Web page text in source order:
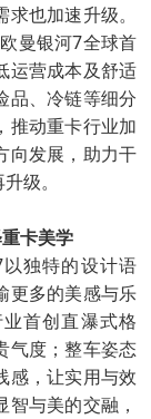
也加速升级。
曼银河7全球首
运营成本及舒适
品、冷链等细分
推动重卡行业加
向发展，助力干
级。
卡美学
独特的设计语
更多的美感与乐
首创直瀑式格
气度；整车姿态
感，让实用与效
与美的交融，